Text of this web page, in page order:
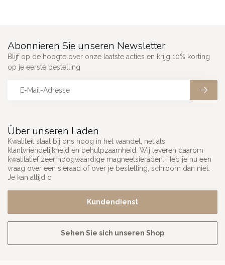
Über unseren Laden
Kwaliteit staat bij ons hoog in het vaandel, net als
klantvriendelijkheid en behulpzaamheid. Wij leveren daarom
kwalitatief zeer hoogwaardige magneetsieraden. Heb je nu een
vraag over een sieraad of over je bestelling, schroom dan niet.
Je kan altijd c
Kundendienst
Sehen Sie sich unseren Shop
Abonnieren Sie unseren Newsletter
Blijf op de hoogte over onze laatste acties en krijg 10% korting
op je eerste bestelling